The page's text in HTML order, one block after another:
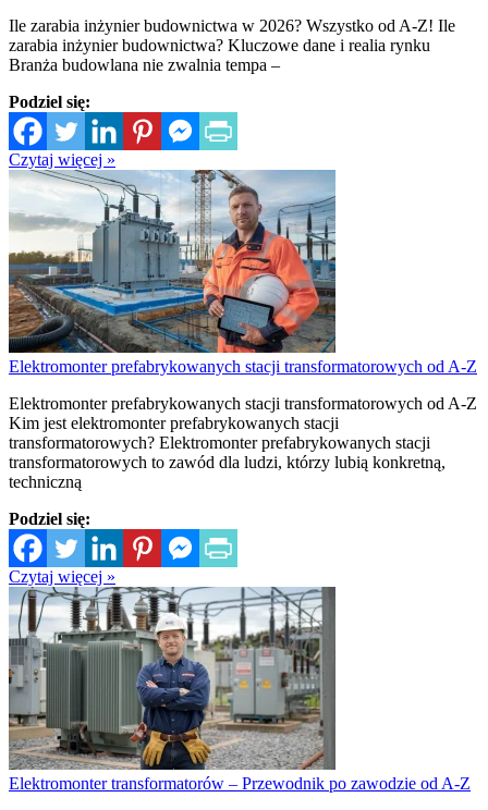
Ile zarabia inżynier budownictwa w 2026? Wszystko od A-Z! Ile
zarabia inżynier budownictwa? Kluczowe dane i realia rynku
Branża budowlana nie zwalnia tempa –
Podziel się:
Czytaj więcej »
Elektromonter prefabrykowanych stacji transformatorowych od A-Z
Elektromonter prefabrykowanych stacji transformatorowych od A-Z
Kim jest elektromonter prefabrykowanych stacji
transformatorowych? Elektromonter prefabrykowanych stacji
transformatorowych to zawód dla ludzi, którzy lubią konkretną,
techniczną
Podziel się:
Czytaj więcej »
Elektromonter transformatorów – Przewodnik po zawodzie od A-Z